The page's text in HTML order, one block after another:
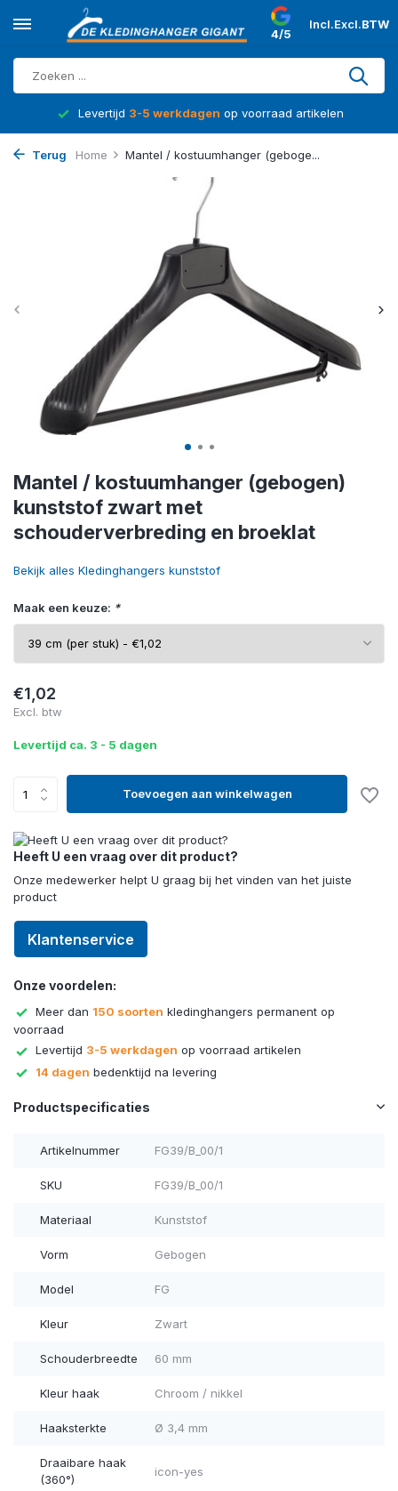
4/5
Incl.Excl.BTW
Levertijd 3-5 werkdagen op voorraad artikelen
Terug Home Mantel / kostuumhanger (geboge...
Mantel / kostuumhanger (gebogen)
kunststof zwart met
schouderverbreding en broeklat
Bekijk alles Kledinghangers kunststof
Maak een keuze: *
€1,02
Excl. btw
Levertijd ca. 3 - 5 dagen
Toevoegen aan winkelwagen
Heeft U een vraag over dit product?
Onze medewerker helpt U graag bij het vinden van het juiste
product
Klantenservice
Onze voordelen:
Meer dan 150 soorten kledinghangers permanent op
voorraad
Levertijd 3-5 werkdagen op voorraad artikelen
14 dagen bedenktijd na levering
Productspecificaties
Artikelnummer FG39/B_00/1
SKU FG39/B_00/1
Materiaal Kunststof
Vorm Gebogen
Model FG
Kleur Zwart
Schouderbreedte 60 mm
Kleur haak Chroom / nikkel
Haaksterkte Ø 3,4 mm
Draaibare haak
(360°)
icon-yes